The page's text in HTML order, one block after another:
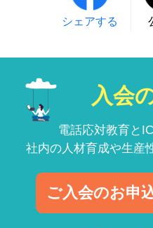
シェアする
入会
電話応対教育と
社内の人材育成や生産
ご入会のお申